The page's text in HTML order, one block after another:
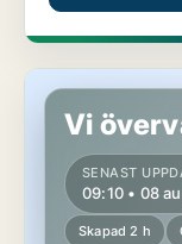
Lägenhet i Fosie
Vi
SENAST
09:10 • 08
Skapad 2 h